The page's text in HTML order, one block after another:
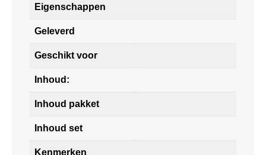
Eigenschappen
Geleverd
Geschikt voor
Inhoud:
Inhoud pakket
Inhoud set
Kenmerken